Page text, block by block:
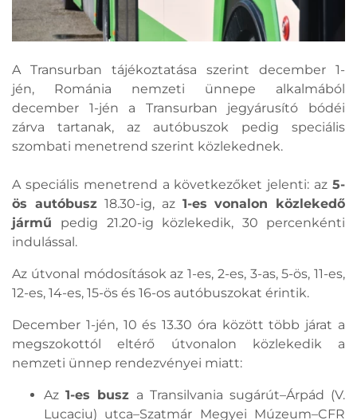
A Transurban tájékoztatása szerint december 1-
jén, Románia nemzeti ünnepe alkalmából
december 1-jén a Transurban jegyárusító bódéi
zárva tartanak, az autóbuszok pedig speciális
szombati menetrend szerint közlekednek.
A speciális menetrend a következőket jelenti: az 5-
ös autóbusz18.30-ig, az 1-es vonalon közlekedő
jármű pedig 21.20-ig közlekedik, 30 percenkénti
indulással.
Az útvonal módosítások az 1-es, 2-es, 3-as, 5-ös, 11-es,
12-es, 14-es, 15-ös és 16-os autóbuszokat érintik.
December 1-jén, 10 és 13.30 óra között több járat a
megszokottól eltérő útvonalon közlekedik a
nemzeti ünnep rendezvényei miatt:
Az 1-es busz a Transilvania sugárút–Árpád (V.
Lucaciu) utca–Szatmár Megyei Múzeum–CFR